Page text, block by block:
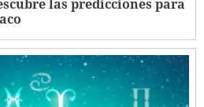
las predicciones para